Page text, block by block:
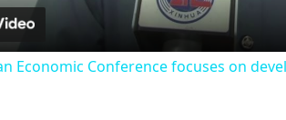
Economic Conference focuses on